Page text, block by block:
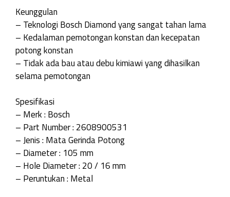
Keunggulan
– Teknologi Bosch Diamond yang sangat tahan lama
– Kedalaman pemotongan konstan dan kecepatan
potong konstan
– Tidak ada bau atau debu kimiawi yang dihasilkan
selama pemotongan
Spesifikasi
– Merk : Bosch
– Part Number : 2608900531
– Jenis : Mata Gerinda Potong
– Diameter : 105 mm
– Hole Diameter : 20 / 16 mm
– Peruntukan : Metal